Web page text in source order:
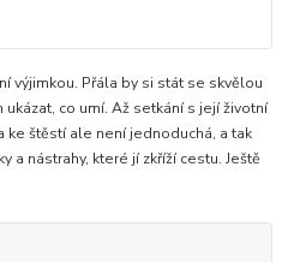
výjimkou. Přála by si stát se skvělou
co umí. Až setkání s její životní
štěstí ale není jednoduchá, a tak
a nástrahy, které jí zkříží cestu. Ještě